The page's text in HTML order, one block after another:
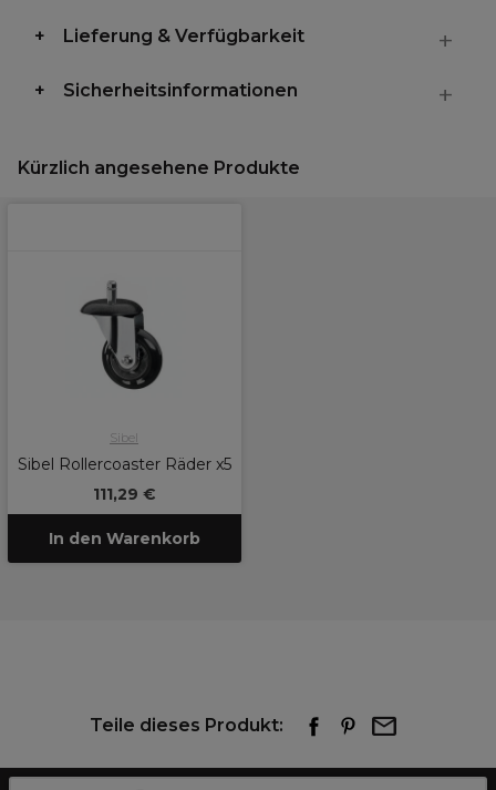
Lieferung & Verfügbarkeit
Sicherheitsinformationen
Kürzlich angesehene Produkte
Sibel
Sibel Rollercoaster Räder x5
111,29 €
In den Warenkorb
Teile dieses Produkt: